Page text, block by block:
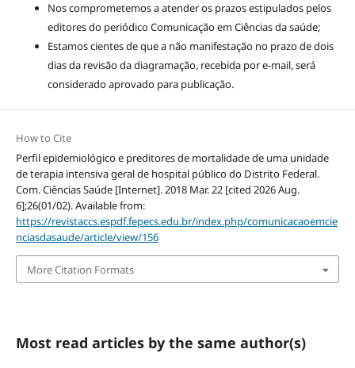
Nos comprometemos a atender os prazos estipulados pelos
editores do periódico Comunicação em Ciências da saúde;
Estamos cientes de que a não manifestação no prazo de dois
dias da revisão da diagramação, recebida por e-mail, será
considerado aprovado para publicação.
How to Cite
Perfil epidemiológico e preditores de mortalidade de uma unidade
de terapia intensiva geral de hospital público do Distrito Federal.
Com. Ciências Saúde [Internet]. 2018 Mar. 22 [cited 2026 Aug.
6];26(01/02). Available from:
https://revistaccs.espdf.fepecs.edu.br/index.php/comunicacaoemcie
nciasdasaude/article/view/156
More Citation Formats
Most read articles by the same author(s)